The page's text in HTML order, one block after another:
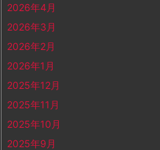
2026年4月
2026年3月
2026年2月
2026年1月
2025年12月
2025年11月
2025年10月
2025年9月